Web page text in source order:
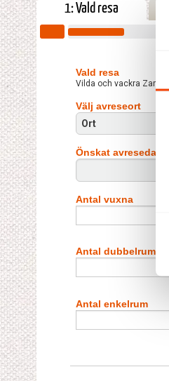
1: Vald resa
Vald resa
Vilda och vackra Zambia
Välj avreseort
Ort
Önskat
Antal vuxna
Antal dubbelrum
Antal enkelrum